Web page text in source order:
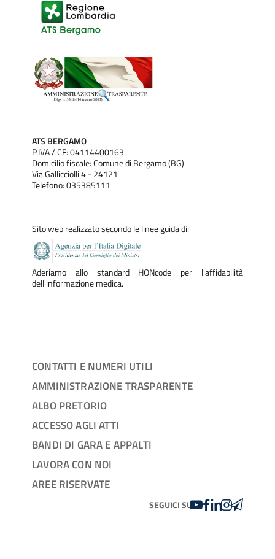
ATS BERGAMO
P.IVA / CF: 04114400163
Domicilio fiscale: Comune di Bergamo (BG)
Via Gallicciolli 4 - 24121
Telefono: 035385111
Sito web realizzato secondo le linee guida di:
Aderiamo allo standard HONcode per l'affidabilità
dell'informazione medica.
CONTATTI E NUMERI UTILI
AMMINISTRAZIONE TRASPARENTE
ALBO PRETORIO
ACCESSO AGLI ATTI
BANDI DI GARA E APPALTI
LAVORA CON NOI
AREE RISERVATE
SEGUICI SUYOUTUBE
FACEBOOK
LINKEDIN
INSTAGRAM